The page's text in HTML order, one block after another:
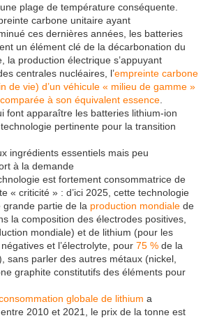
plage de température conséquente.
carbone unitaire ayant
ces dernières années, les batteries
un élément clé de la décarbonation du
la production électrique s’appuyant
centrales nucléaires, l’empreinte carbone
de vie) d’un véhicule « milieu de gamme »
à son équivalent essence
font apparaître les batteries lithium-ion
pertinente pour la transition
ingrédients essentiels mais peu
à la demande
est fortement consommatrice de
« criticité » : d’ici 2025, cette technologie
partie de la production mondiale de
la composition des électrodes positives,
mondiale) et de lithium (pour les
et l’électrolyte, pour 75 % de la
sans parler des autres métaux (nickel,
graphite constitutifs des éléments pour
globale de lithium a
2010 et 2021, le prix de la tonne est